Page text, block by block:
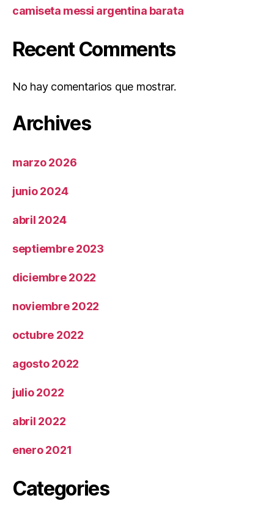
camiseta messi argentina barata
Recent Comments
No hay comentarios que mostrar.
Archives
marzo 2026
junio 2024
abril 2024
septiembre 2023
diciembre 2022
noviembre 2022
octubre 2022
agosto 2022
julio 2022
abril 2022
enero 2021
Categories